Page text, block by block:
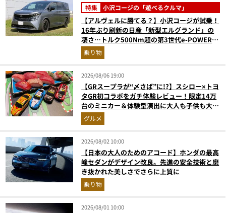
特集 小沢コージの「遊べるクルマ」
【アルヴェルに勝てる？】小沢コージが試乗！
16年ぶり刷新の日産「新型エルグランド」の
凄さ…トルク500Nm超の第3世代e-POWER＆
和の格調高きデザインを徹底チェック
乗り物
2026/08/06 19:00
【GRスープラが“〆さば”に!?】スシロー×トヨ
タGR初コラボをガチ体験レビュー！限定14万
台のミニカー＆体験型演出に大人も子供も大興
奮間違いなし
グルメ
2026/08/02 10:00
【日本の大人のためのアコード】ホンダの最高
峰セダンがデザイン改良。先進の安全技術と磨
き抜かれた美しさでさらに上質に
乗り物
2026/08/01 10:00